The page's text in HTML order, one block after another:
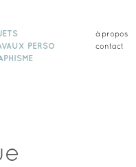
PERSO
à propos
contact